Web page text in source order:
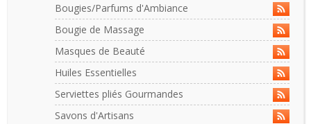
Bougies/Parfums d'Ambiance
Bougie de Massage
Masques de Beauté
Huiles Essentielles
Serviettes pliés Gourmandes
Savons d'Artisans